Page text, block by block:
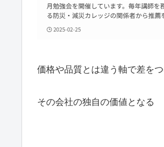
価格や品質とは違う軸で差を
その会社の独自の価値となる